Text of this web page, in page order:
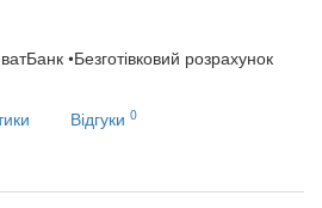
•Безготівковий розрахунок
Відгуки 0